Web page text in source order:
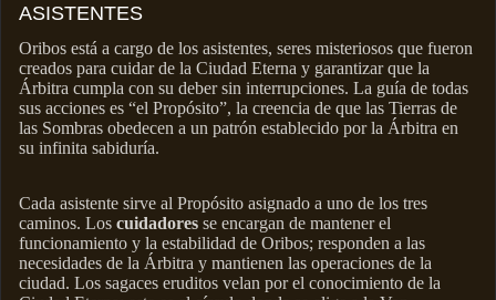
ASISTENTES
Oribos está a cargo de los asistentes, seres misteriosos que fueron
creados para cuidar de la Ciudad Eterna y garantizar que la
Árbitra cumpla con su deber sin interrupciones. La guía de todas
sus acciones es “el Propósito”, la creencia de que las Tierras de
las Sombras obedecen a un patrón establecido por la Árbitra en
su infinita sabiduría.
Cada asistente sirve al Propósito asignado a uno de los tres
caminos. Los cuidadores se encargan de mantener el
funcionamiento y la estabilidad de Oribos; responden a las
necesidades de la Árbitra y mantienen las operaciones de la
ciudad. Los sagaces eruditos velan por el conocimiento de la